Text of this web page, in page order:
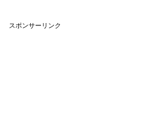
スポンサーリンク